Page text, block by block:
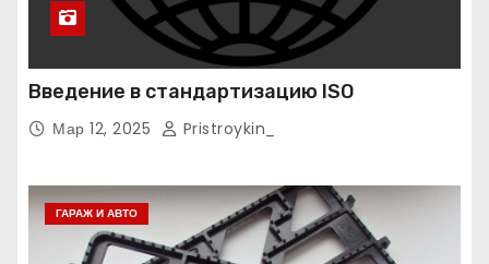
Введение в стандартизацию ISO
Мар 12, 2025 Pristroykin_
ГАРАЖ И АВТО